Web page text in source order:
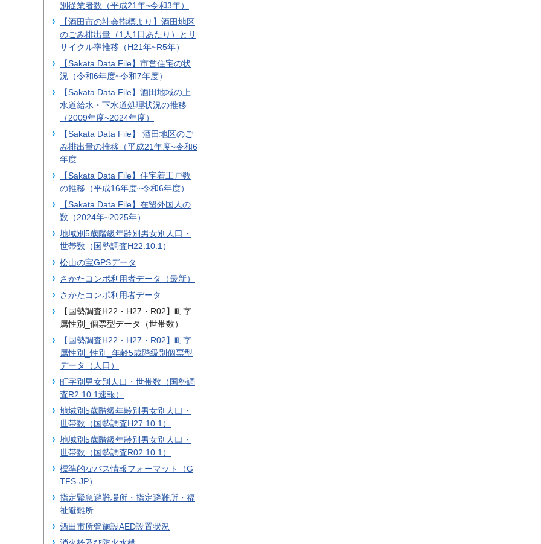
別従業者数（平成21年~令和3年）
【酒田市の社会指標より】酒田地区
のごみ排出量（1人1日あたり）とリ
サイクル率推移（H21年~R5年）
【Sakata Data File】市営住宅の状
況（令和6年度~令和7年度）
【Sakata Data File】酒田地域の上
水道給水・下水道処理状況の推移
（2009年度~2024年度）
【Sakata Data File】 酒田地区のご
み排出量の推移（平成21年度~令和6
年度
【Sakata Data File】住宅着工戸数
の推移（平成16年度~令和6年度）
【Sakata Data File】在留外国人の
数（2024年~2025年）
地域別5歳階級年齢別男女別人口・
世帯数（国勢調査H22.10.1）
松山の宝GPSデータ
さかたコンポ利用者データ（最新）
さかたコンポ利用者データ
【国勢調査H22・H27・R02】町字
属性別_個票型データ（世帯数）
【国勢調査H22・H27・R02】町字
属性別_性別_年齢5歳階級別個票型
データ（人口）
町字別男女別人口・世帯数（国勢調
査R2.10.1速報）
地域別5歳階級年齢別男女別人口・
世帯数（国勢調査H27.10.1）
地域別5歳階級年齢別男女別人口・
世帯数（国勢調査R02.10.1）
標準的なバス情報フォーマット（G
TFS-JP）
指定緊急避難場所・指定避難所・福
祉避難所
酒田市所管施設AED設置状況